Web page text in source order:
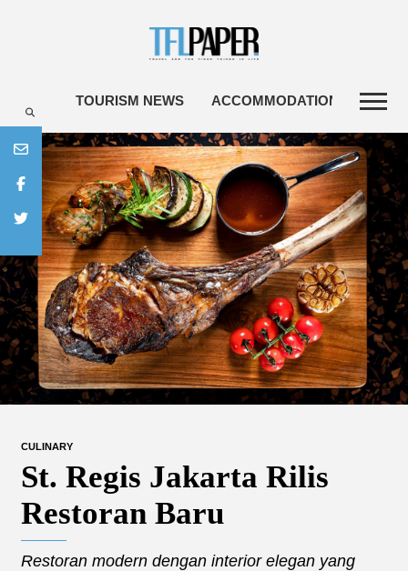
TOURISM NEWS ACCOMMODATIONS
CULINARY
St. Regis Jakarta Rilis
Restoran Baru
Restoran modern dengan interior elegan yang